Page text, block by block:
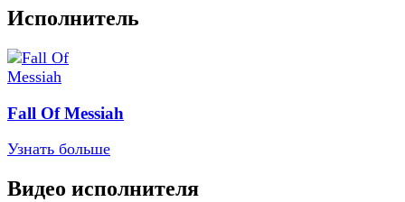
Исполнитель
Fall Of Messiah
Узнать больше
Видео исполнителя